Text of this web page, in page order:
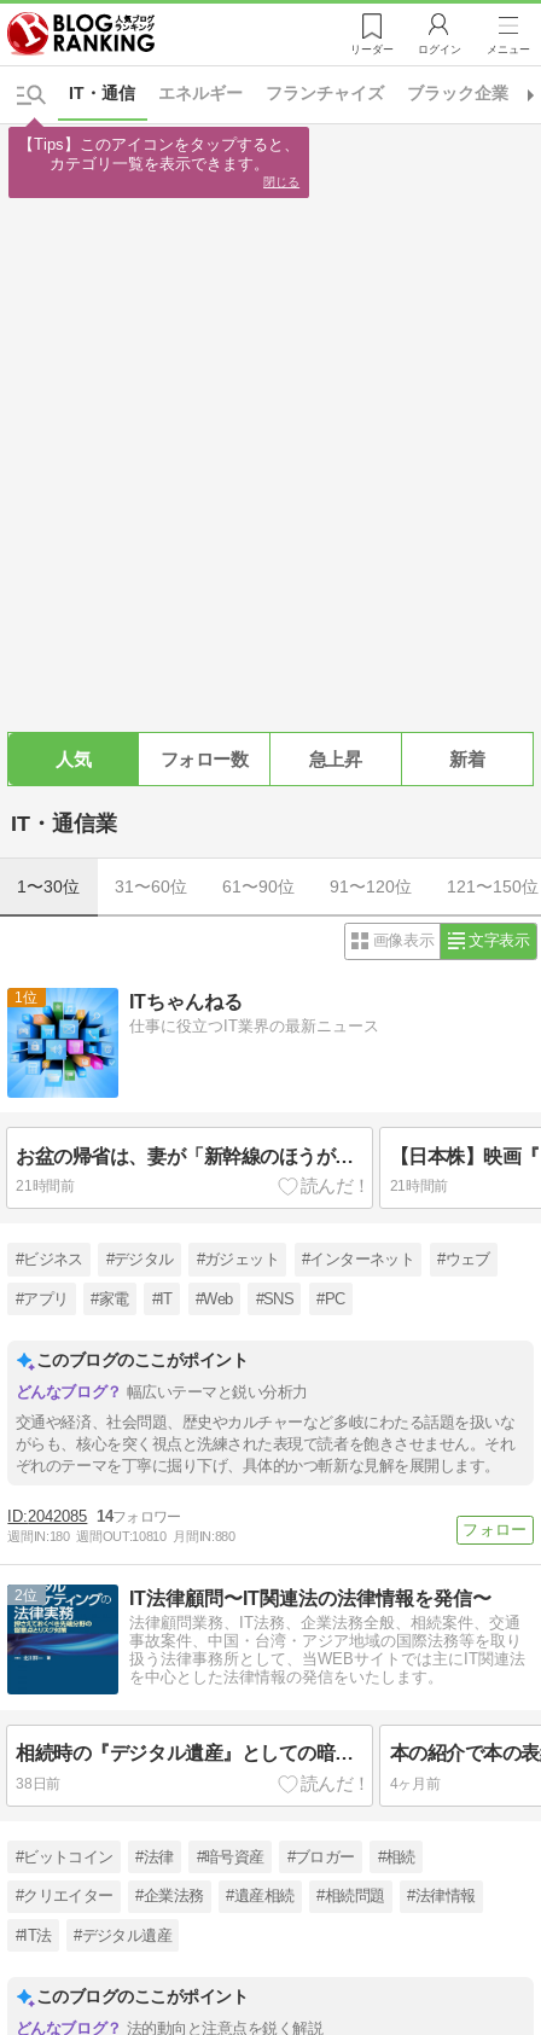
リーダー ログイン メニュー
IT・通信 エネルギー フランチャイズ ブラック企業
人気 フォロー数 急上昇 新着
IT・通信業
1〜30位 31〜60位 61〜90位 91〜120位 121〜150位
画像表示 文字表示
1 ITちゃんねる
仕事に役立つIT業界の最新ニュース
お盆の帰省は、妻が「新幹線のほうが楽」と譲りません。東京から大阪まで家族4人だと往復「10万円」近くかかるため、私は車で節約したいのですが、実際の費用はどれくらい違うのでしょうか?
21時間前 21時間前
#ビジネス #デジタル #ガジェット #インターネット #ウェブ
#アプリ #家電 #IT #Web #SNS #PC
このブログのここがポイント
幅広いテーマと鋭い分析力
交通や経済、社会問題、歴史やカルチャーなど多岐にわたる話題を扱いな
がらも、核心を突く視点と洗練された表現で読者を飽きさせません。それ
ぞれのテーマを丁寧に掘り下げ、具体的かつ斬新な見解を展開します。
2042085 14
週間IN:180 週間OUT:10810 月間IN:880
2 IT法律顧問〜IT関連法の法律情報を発信〜
法律顧問業務、IT法務、企業法務全般、相続案件、交通
事故案件、中国・台湾・アジア地域の国際法務等を取り
扱う法律事務所として、当WEBサイトでは主にIT関連法
を中心とした法律情報の発信をいたします。
相続時の『デジタル遺産』としての暗号資産（仮想通貨）の探知
38日前 4ヶ月前
#ビットコイン #法律 #暗号資産 #ブロガー #相続
#クリエイター #企業法務 #遺産相続 #相続問題 #法律情報
#IT法 #デジタル遺産
このブログのここがポイント
法的動向と注意点を鋭く解説
【Tips】このアイコンをタップすると、
カテゴリ一覧を表示できます。
閉じる